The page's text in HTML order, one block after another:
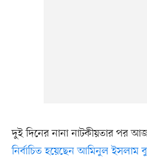
দুই দিনের নানা নাটকীয়তার পর
নির্বাচিত হয়েছেন আমিনুল ইসলাম